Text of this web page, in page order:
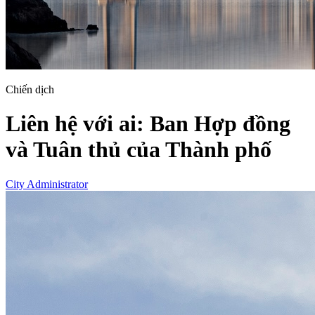
Chiến dịch
Liên hệ với ai: Ban Hợp đồng
và Tuân thủ của Thành phố
City Administrator